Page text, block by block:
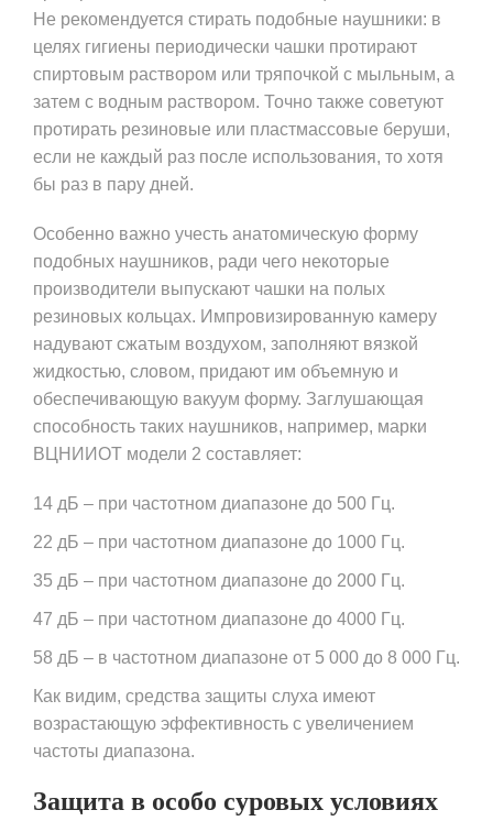
Не рекомендуется стирать подобные наушники: в
целях гигиены периодически чашки протирают
спиртовым раствором или тряпочкой с мыльным, а
затем с водным раствором. Точно также советуют
протирать резиновые или пластмассовые беруши,
если не каждый раз после использования, то хотя
бы раз в пару дней.
Особенно важно учесть анатомическую форму
подобных наушников, ради чего некоторые
производители выпускают чашки на полых
резиновых кольцах. Импровизированную камеру
надувают сжатым воздухом, заполняют вязкой
жидкостью, словом, придают им объемную и
обеспечивающую вакуум форму. Заглушающая
способность таких наушников, например, марки
ВЦНИИОТ модели 2 составляет:
14 дБ – при частотном диапазоне до 500 Гц.
22 дБ – при частотном диапазоне до 1000 Гц.
35 дБ – при частотном диапазоне до 2000 Гц.
47 дБ – при частотном диапазоне до 4000 Гц.
58 дБ – в частотном диапазоне от 5 000 до 8 000 Гц.
Как видим, средства защиты слуха имеют
возрастающую эффективность с увеличением
частоты диапазона.
Защита в особо суровых условиях